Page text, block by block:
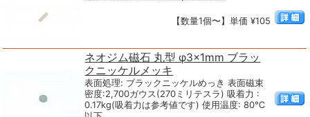
【数量1個〜】単価 ¥105
ネオジム磁石 丸型 φ3×1mm ブラッ
クニッケルメッキ
表面処理: ブラックニッケルめっき 表面磁束
密度:2,700ガウス(270ミリテスラ) 吸着力 :
0.17kg(吸着力は参考値です) 使用温度: 80℃